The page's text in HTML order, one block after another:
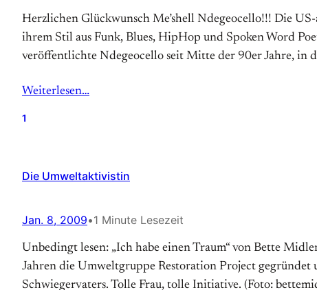
Herzlichen Glückwunsch Me’shell Ndegeocello!!! Die
ihrem Stil aus Funk, Blues, HipHop und Spoken Word
veröffentlichte Ndegeocello seit Mitte der 90er Jahre, in
Weiterlesen…
1
Die Umweltaktivistin
Jan. 8, 2009•1 Minute Lesezeit
Unbedingt lesen: „Ich habe einen Traum“ von Bette
Jahren die Umweltgruppe Restoration Project
Schwiegervaters. Tolle Frau, tolle Initiative. (Foto: